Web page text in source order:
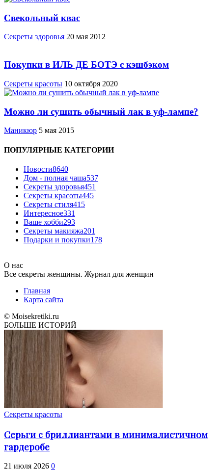
Свекольный квас
Cекреты здоровья 20 мая 2012
Покупки в ИЛЬ ДЕ БОТЭ с кэшбэком
Секреты красоты 10 октября 2020
Можно ли сушить обычный лак в уф-лампе?
Маникюр 5 мая 2015
ПОПУЛЯРНЫЕ КАТЕГОРИИ
Новости8640
Дом - полная чаша537
Cекреты здоровья451
Секреты красоты445
Секреты стиля415
Интересное331
Ваше хобби293
Секреты макияжа201
Подарки и покупки178
О нас
Все секреты женщины. Журнал для женщин
Главная
Карта сайта
© Moisekretiki.ru
БОЛЬШЕ ИСТОРИЙ
Секреты красоты
Серьги с бриллиантами в минималистичном
гардеробе
21 июля 2026 0